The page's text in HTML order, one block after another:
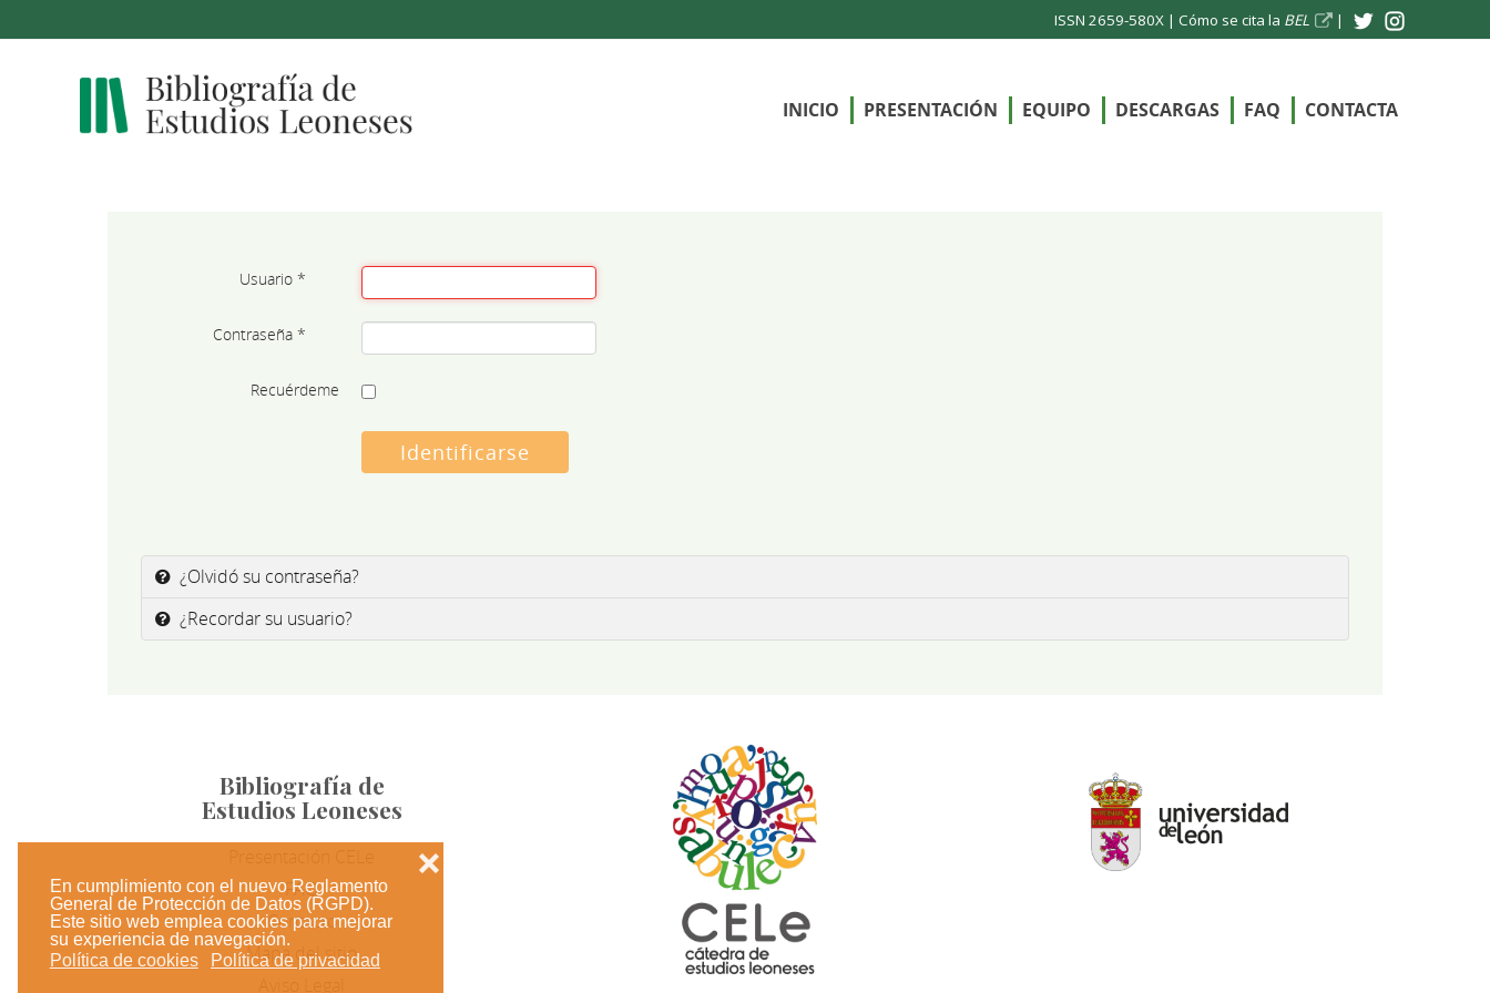
En cumplimiento con el nuevo Reglamento
General de Protección de Datos (RGPD).
Este sitio web emplea cookies para mejorar
su experiencia de navegación.
Política de cookies
Política de privacidad
❌
ISSN 2659-580X | Cómo se cita la BEL |
INICIO PRESENTACIÓN EQUIPO DESCARGAS FAQ CONTACTA
Usuario *
Contraseña *
Recuérdeme
Identificarse
¿Olvidó su contraseña?
¿Recordar su usuario?
Bibliografía de
Estudios Leoneses
FAQ
Contacto
Mapa del sitio